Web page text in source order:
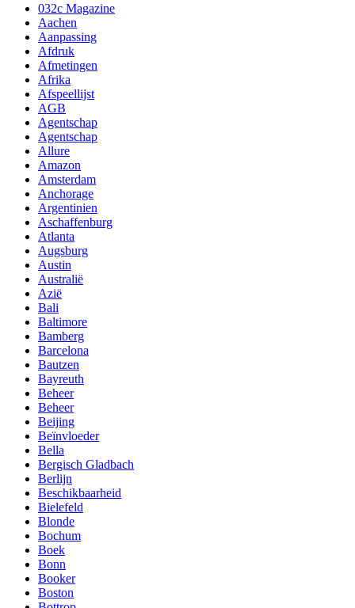
032c Magazine
Aachen
Aanpassing
Afdruk
Afmetingen
Afrika
Afspeellijst
AGB
Agentschap
Agentschap
Allure
Amazon
Amsterdam
Anchorage
Argentinien
Aschaffenburg
Atlanta
Augsburg
Austin
Australië
Azië
Bali
Baltimore
Bamberg
Barcelona
Bautzen
Bayreuth
Beheer
Beheer
Beijing
Beïnvloeder
Bella
Bergisch Gladbach
Berlijn
Beschikbaarheid
Bielefeld
Blonde
Bochum
Boek
Bonn
Booker
Boston